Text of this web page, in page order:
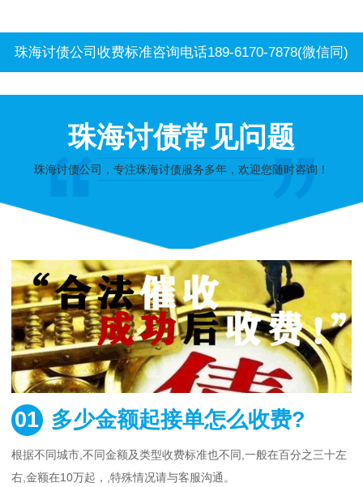
珠海讨债公司收费标准咨询电话189-6170-7878(微信同)
珠海讨债常见问题
珠海讨债公司，专注珠海讨债服务多年，欢迎您随时咨询！
01 多少金额起接单怎么收费?
根据不同城市,不同金额及类型收费标准也不同,一般在百分之三十左
右,金额在10万起，,特殊情况请与客服沟通。